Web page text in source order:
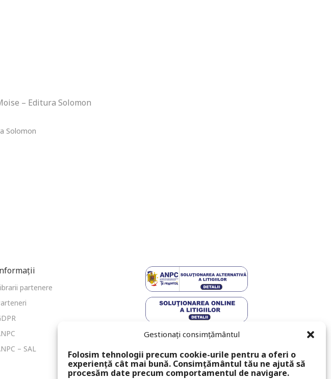
Gestionați consimțământul
Folosim tehnologii precum cookie-urile pentru a oferi o
experiență cât mai bună. Consimțământul tău ne ajută să
procesăm date precum comportamentul de navigare.
– Editura Solomon
Solomon
partenere
– SAL